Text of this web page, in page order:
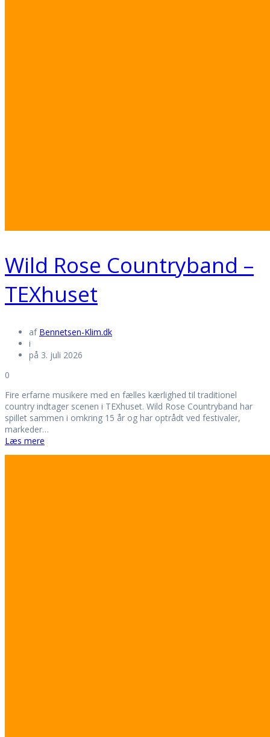
Wild Rose Countryband –
TEXhuset
af Bennetsen-Klim.dk
i
på 3. juli 2026
0
Fire erfarne musikere med en fælles kærlighed til traditionel
country indtager scenen i TEXhuset. Wild Rose Countryband har
spillet sammen i omkring 15 år og har optrådt ved festivaler,
markeder…
Læs mere